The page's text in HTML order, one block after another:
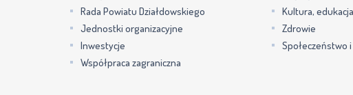
Rada Powiatu Działdowskiego
Jednostki organizacyjne
Inwestycje
Współpraca zagraniczna
Kultura,
Zdrowie
Społeczeństwo